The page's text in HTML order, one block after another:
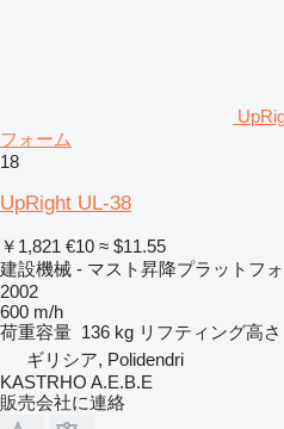
フォーム
18
UpRight UL-38
￥1,821 €10 ≈ $11.55
建設機械 - マスト昇降プラットフ
2002
600 m/h
荷重容量 136 kg リフティング高さ
ギリシア, Polidendri
KASTRHO A.E.B.E
販売会社に連絡